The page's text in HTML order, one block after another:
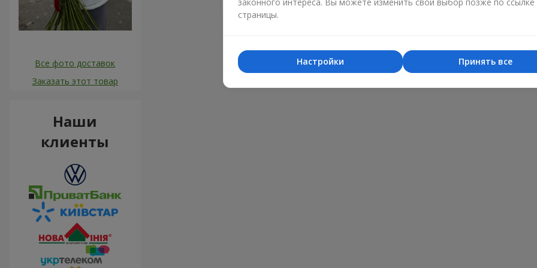
Все фото доставок
Заказать этот товар
Наши
клиенты
страницы.
Принять все
Настройки